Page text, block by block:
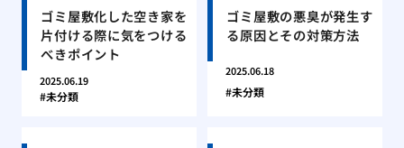
ゴミ屋敷化した空き家を
片付ける際に気をつける
べきポイント
2025.06.19
未分類
ゴミ屋敷の悪臭が発生す
る原因とその対策方法
2025.06.18
未分類